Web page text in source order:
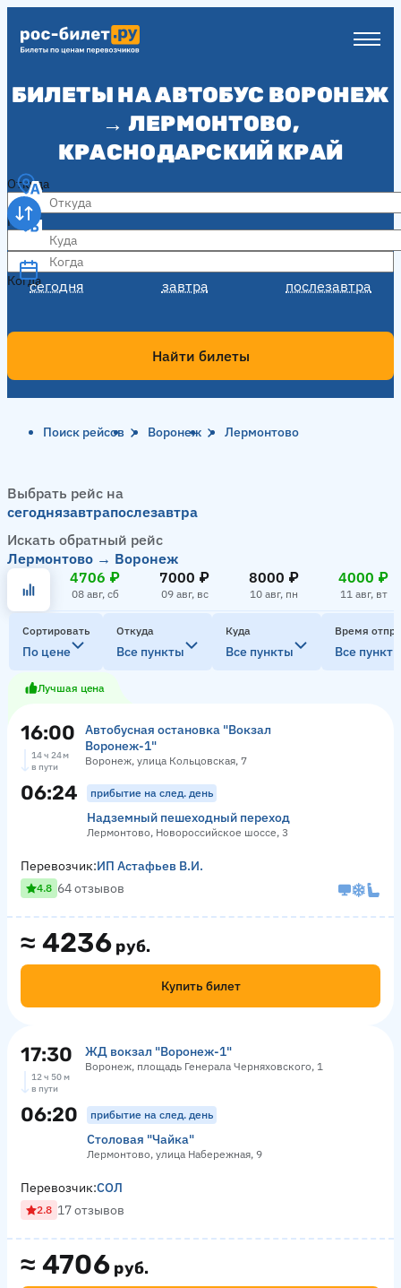
БИЛЕТЫ НА АВТОБУС ВОРОНЕЖ
→ ЛЕРМОНТОВО,
КРАСНОДАРСКИЙ КРАЙ
Откуда
Куда
Когда
сегодня завтра послезавтра
Когда
Найти билеты
Поиск рейсов Воронеж Лермонтово
Выбрать рейс на
сегоднязавтрапослезавтра
Искать обратный рейс
Лермонтово → Воронеж
4706 ₽
08 авг, сб
7000 ₽
09 авг, вс
8000 ₽
10 авг, пн
4000 ₽
11 авг, вт
Сортировать
По цене
Откуда
Все пункты
Куда
Все пункты
Время
Все
Лучшая цена
16:00
Автобусная остановка "Вокзал
Воронеж-1"
Воронеж, улица Кольцовская, 7
14 ч 24 м
в пути
06:24 прибытие на след. день
Надземный пешеходный переход
Лермонтово, Новороссийское шоссе, 3
≈ 4236 руб.
Купить билет
Перевозчик:ИП Астафьев В.И.
4.8 64 отзывов
17:30 ЖД вокзал "Воронеж-1"
Воронеж, площадь Генерала Черняховского, 1
12 ч 50 м
в пути
06:20 прибытие на след. день
Столовая "Чайка"
Лермонтово, улица Набережная, 9
≈ 4706 руб.
Перевозчик:СОЛ
2.8 17 отзывов